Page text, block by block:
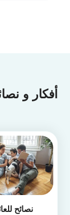
أفكار و
نصائح